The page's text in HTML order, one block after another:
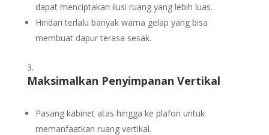
dapat menciptakan ilusi ruang yang lebih luas.
Hindari terlalu banyak warna gelap yang bisa
membuat dapur terasa sesak.
Maksimalkan Penyimpanan Vertikal
Pasang kabinet atas hingga ke plafon untuk
memanfaatkan ruang vertikal.